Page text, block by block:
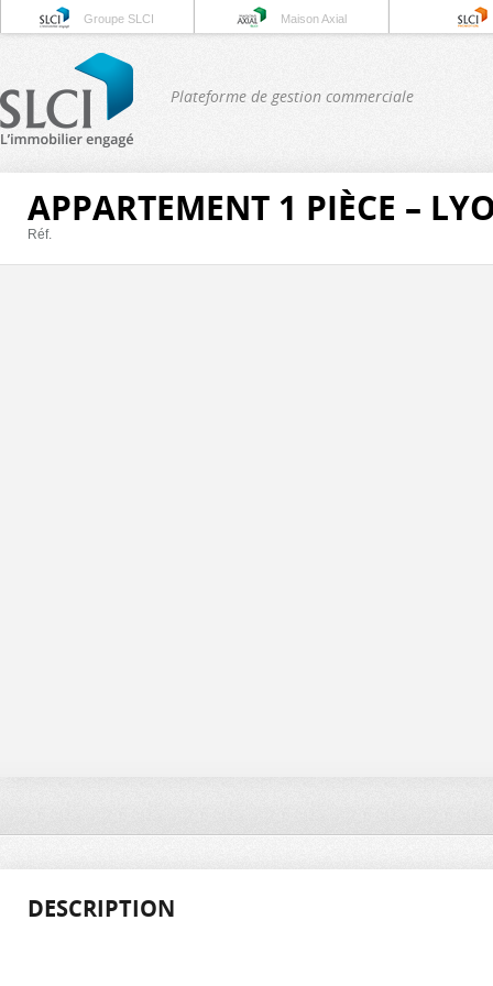
Groupe SLCI Maison Axial
Plateforme de gestion commerciale
APPARTEMENT 1 PIÈCE –
Réf.
DESCRIPTION